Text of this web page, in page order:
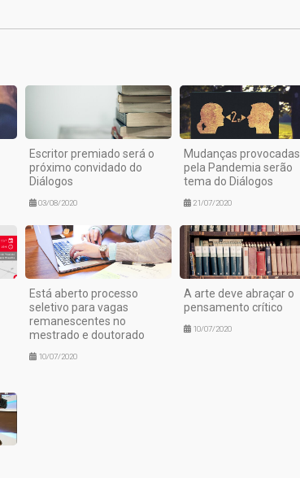
Escritor premiado será o
próximo convidado do
Diálogos
03/08/2020
Mudanças provocadas
pela Pandemia serão
tema do Diálogos
21/07/2020
Está aberto processo
seletivo para vagas
remanescentes no
mestrado e doutorado
10/07/2020
A arte deve abraçar o
pensamento crítico
10/07/2020